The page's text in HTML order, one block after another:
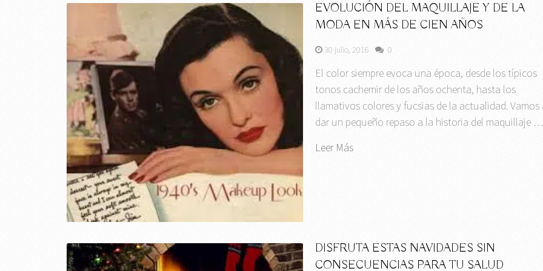
EVOLUCIÓN DEL MAQUILLAJE Y DE LA
MODA EN MÁS DE CIEN AÑOS
30 julio, 2016 0
El color siempre evoca una época, desde los típicos
tonos cachemir de los años ochenta, hasta los
llamativos colores y fucsias de la actualidad. Vamos
dar un pequeño repaso a la historia del maquillaje …
Leer Más
DISFRUTA ESTAS NAVIDADES SIN
CONSECUENCIAS PARA TU SALUD